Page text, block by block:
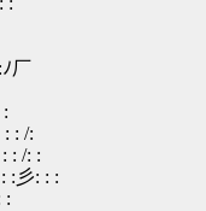
/:
: :
: : :